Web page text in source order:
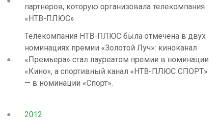
партнеров, которую организовала телекомпания
«НТВ-ПЛЮС».
Телекомпания НТВ-ПЛЮС была отмечена в двух
номинациях премии «Золотой Луч»: киноканал
«Премьера» стал лауреатом премии в номинации
«Кино», а спортивный канал «НТВ-ПЛЮС СПОРТ»
— в номинации «Спорт».
2012